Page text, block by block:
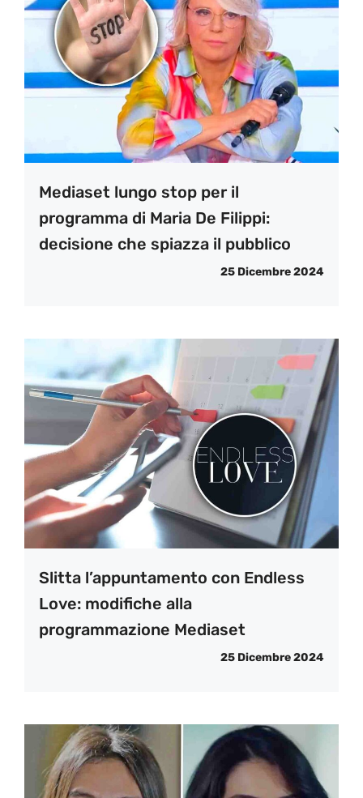
Mediaset lungo stop per il
programma di Maria De Filippi:
decisione che spiazza il pubblico
25 Dicembre 2024
Slitta l’appuntamento con Endless
Love: modifiche alla
programmazione Mediaset
25 Dicembre 2024